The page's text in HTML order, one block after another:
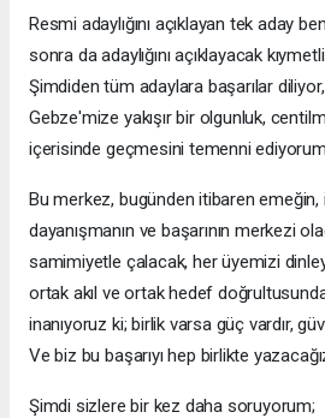
Resmi adaylığını açıklayan tek aday
sonra da adaylığını açıklayacak
Şimdiden tüm adaylara başarılar
Gebze'mize yakışır bir olgunluk,
içerisinde geçmesini temenni
Bu merkez, bugünden itibaren emeğin,
dayanışmanın ve başarının merkezi
samimiyetle çalacak, her üyemizi
ortak akıl ve ortak hedef
inanıyoruz ki; birlik varsa güç vardır,
Ve biz bu başarıyı hep birlikte
Şimdi sizlere bir kez daha soruyorum;